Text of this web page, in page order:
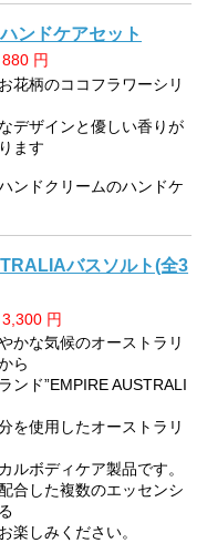
ンドケアセット
880 円
花柄のココフラワーシリ
デザインと優しい香りが
ます
ンドクリームのハンドケ
バスソルト(全3
3,300 円
かな気候のオーストラリ
ら
ンド”EMPIRE AUSTRALI
を使用したオーストラリ
ルボディケア製品です。
合した複数のエッセンシ
楽しみください。